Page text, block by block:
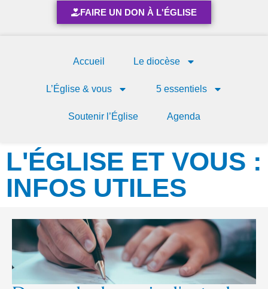
FAIRE UN DON À L'ÉGLISE
Accueil Le diocèse
L’Église & vous 5 essentiels
Soutenir l’Église Agenda
L'ÉGLISE ET VOUS :
INFOS UTILES